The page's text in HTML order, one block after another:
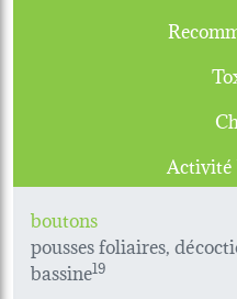
Activité
boutons
pousses foliaires,
bassine19